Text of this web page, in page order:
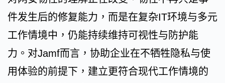
件发生后的修复能力，而是在复杂IT环境与多元
工作情境中，仍能持续维持可视性与防护能
力。对Jamf而言，协助企业在不牺牲隐私与使
用体验的前提下，建立更符合现代工作情境的